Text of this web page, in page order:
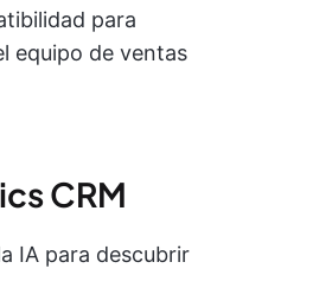
para
equipo de ventas
CRM
IA para descubrir